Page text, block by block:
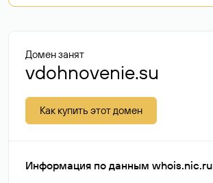
Домен занят
vdohnovenie.su
Как купить этот домен
Информация по данным whois.nic.ru